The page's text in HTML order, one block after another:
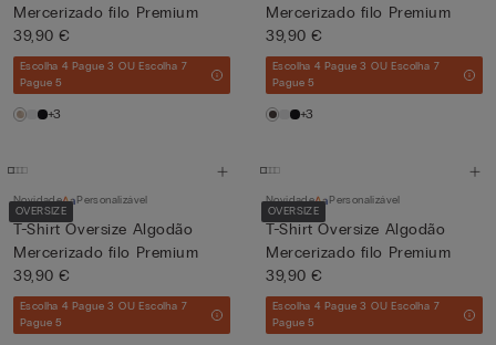
Mercerizado filo Premium
39,90 €
Escolha 4 Pague 3 OU Escolha 7
Pague 5
+3
Mercerizado filo Premium
39,90 €
Escolha 4 Pague 3 OU Escolha 7
Pague 5
+3
OVERSIZE
Novidade Personalizável
T-Shirt Oversize Algodão
Mercerizado filo Premium
39,90 €
Escolha 4 Pague 3 OU Escolha 7
Pague 5
OVERSIZE
Novidade Personalizável
T-Shirt Oversize Algodão
Mercerizado filo Premium
39,90 €
Escolha 4 Pague 3 OU Escolha 7
Pague 5